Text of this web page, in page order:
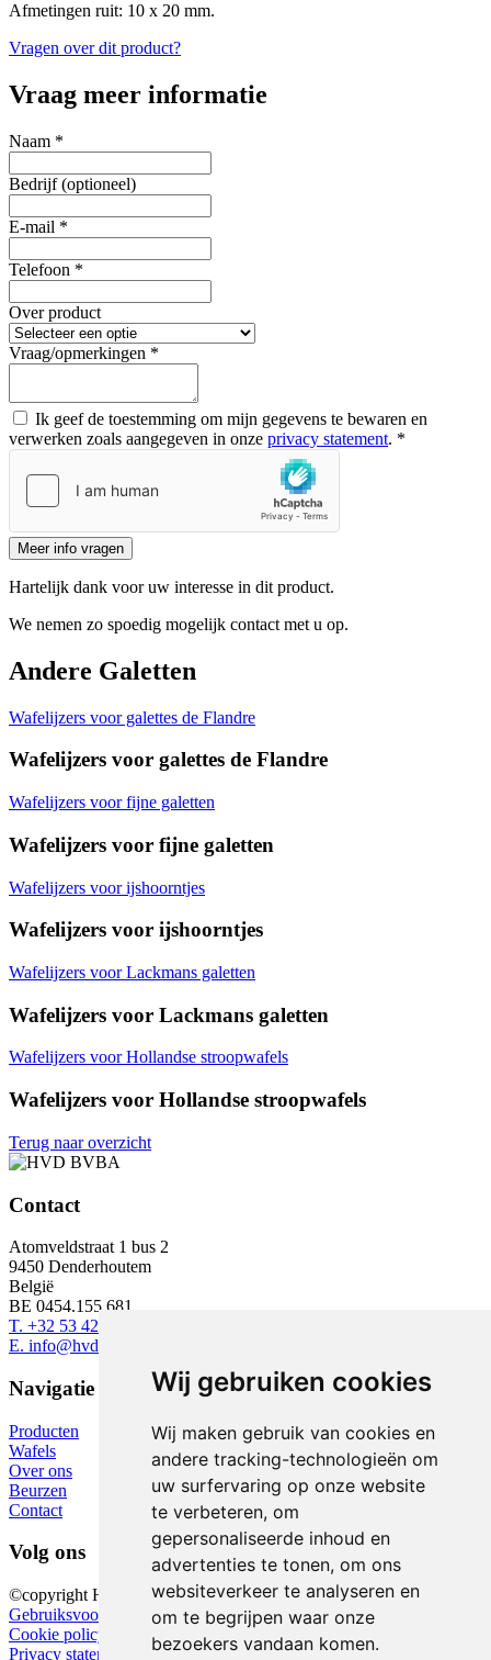
Wij gebruiken cookies
Wij maken gebruik van cookies en
andere tracking-technologieën om
uw surfervaring op onze website
te verbeteren, om
gepersonaliseerde inhoud en
advertenties te tonen, om ons
websiteverkeer te analyseren en
om te begrijpen waar onze
bezoekers vandaan komen.
Afmetingen ruit: 10 x 20 mm.
Vragen over dit product?
Vraag meer informatie
Naam *
Bedrijf (optioneel)
E-mail *
Telefoon *
Over product
Vraag/opmerkingen *
Ik geef de toestemming om mijn gegevens te bewaren en
verwerken zoals aangegeven in onze privacy statement. *
Meer info vragen
Hartelijk dank voor uw interesse in dit product.
We nemen zo spoedig mogelijk contact met u op.
Andere Galetten
Wafelijzers voor galettes de Flandre
Wafelijzers voor galettes de Flandre
Wafelijzers voor fijne galetten
Wafelijzers voor fijne galetten
Wafelijzers voor ijshoorntjes
Wafelijzers voor ijshoorntjes
Wafelijzers voor Lackmans galetten
Wafelijzers voor Lackmans galetten
Wafelijzers voor Hollandse stroopwafels
Wafelijzers voor Hollandse stroopwafels
Terug naar overzicht
Contact
Atomveldstraat 1 bus 2
9450 Denderhoutem
België
BE 0454.155.681
T. +32 53 420 057
E. info@hvd.be
Navigatie
Producten
Wafels
Over ons
Beurzen
Contact
Volg ons
©copyright HVD 2024
Gebruiksvoorwaarden
Cookie policy
Privacy statement